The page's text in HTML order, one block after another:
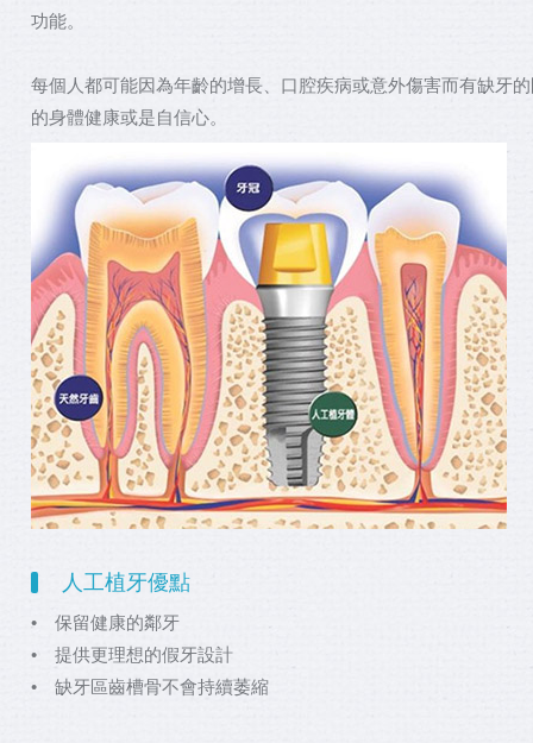
功能。
每個人都可能因為年齡的增長、口腔疾病或意外傷害而有缺牙
的身體健康或是自信心。
人工植牙優點
• 保留健康的鄰牙
• 提供更理想的假牙設計
• 缺牙區齒槽骨不會持續萎縮